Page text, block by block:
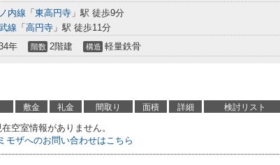
内線 「 東高円寺 」駅 徒歩9分
線 「 高円寺 」駅 徒歩11分
年 階数 2階建 構造 軽量鉄骨
敷金 礼金 間取り 面積 詳細 検討リスト
在空室情報がありません。
モザへのお問い合わせはこちら